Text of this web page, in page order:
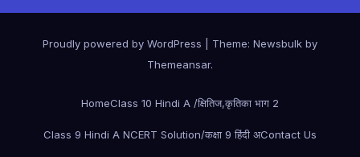
Proudly powered by WordPress Theme: Newsbulk by
Themeansar.
HomeClass 10 Hindi A /क्षितिज,कृतिका भाग 2
Class 9 Hindi A NCERT Solution/कक्षा 9 हिंदी अContact Us